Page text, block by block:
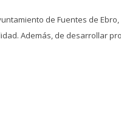
de Fuentes de
Además, de desarrollar